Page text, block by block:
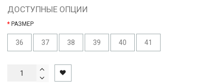
ДОСТУПНЫЕ ОПЦИИ
РАЗМЕР
36 37 38 39 40 41